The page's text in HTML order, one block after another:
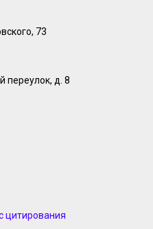
73
переулок, д. 8